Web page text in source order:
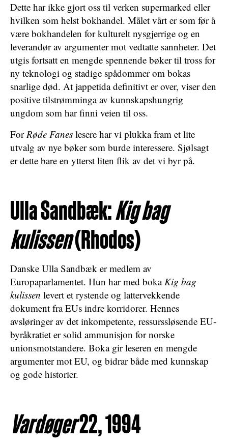
Dette har ikke gjort oss til verken supermarked eller
hvilken som helst bokhandel. Målet vårt er som før å
være bokhandelen for kulturelt nysgjerrige og en
leverandør av argumenter mot vedtatte sannheter. Det
utgis fortsatt en mengde spennende bøker til tross for
ny teknologi og stadige spådommer om bokas
snarlige død. At jappetida definitivt er over, viser den
positive tilstrømminga av kunnskapshungrig
ungdom som har finni veien til oss.
ForRøde Fanes lesere har vi plukka fram et lite
utvalg av nye bøker som burde interessere. Sjølsagt
er dette bare en ytterst liten flik av det vi byr på.
Ulla Sandbæk:Kig bag
kulissen(Rhodos)
Danske Ulla Sandbæk er medlem av
Europaparlamentet. Hun har med bokaKig bag
kulissen levert et rystende og lattervekkende
dokument fra EUs indre korridorer. Hennes
avsløringer av det inkompetente, ressurssløsende EU-
byråkratiet er solid ammunisjon for norske
unionsmotstandere. Boka gir leseren en mengde
argumenter mot EU, og bidrar både med kunnskap
og gode historier.
Vardøger22, 1994